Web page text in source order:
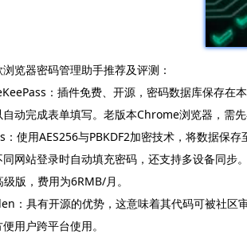
览器密码管理助手推荐及评测：
：插件免费、开源，密码数据库保存在
动完成表单填写。老版本Chrome浏览器，需
：使用AES256与PBKDF2加密技术，将数据保
网站登录时自动填充密码，还支持多设备同步
版，费用为6RMB/月。
：具有开源的优势，这意味着其代码可被社区
用户跨平台使用。